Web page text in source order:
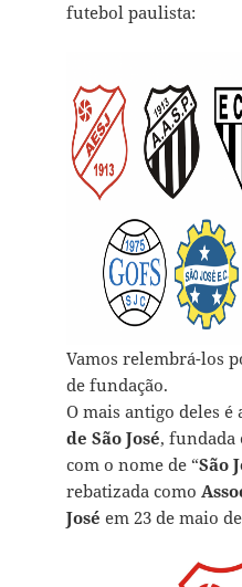
futebol paulista:
Vamos relembrá-los
de fundação.
O mais antigo deles é
de São José, fundada
com o nome de “São
rebatizada como
José em 23 de maio